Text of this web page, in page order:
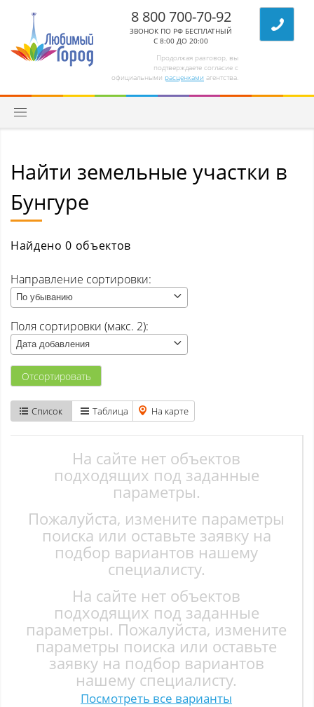
Продолжая разговор, вы
подтверждаете согласие с
официальными расценками агентства.
8 800 700-70-92
ЗВОНОК ПО РФ БЕСПЛАТНЫЙ
С 8:00 ДО 20:00
Квартиры
Комнаты/секции
Апанас
Атаманово
Безруково
Вишенка тер. СНТ
Высокий
Гурьевск
Ерунаково
Заводской р-н
Загорский
Найти земельные участки в
Бунгуре
Найдено 0 объектов
Направление сортировки:
По убыванию
Поля сортировки (макс. 2):
Дата добавления
Отсортировать
Список Таблица На карте
На сайте нет объектов
подходящих под заданные
параметры.
Пожалуйста, измените параметры
поиска или оставьте заявку на
подбор вариантов нашему
специалисту.
На сайте нет объектов
подходящих под заданные
параметры. Пожалуйста, измените
параметры поиска или оставьте
заявку на подбор вариантов
нашему специалисту.
Посмотреть все варианты